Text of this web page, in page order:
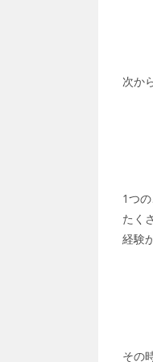
次か
1つ
たく
経験
その